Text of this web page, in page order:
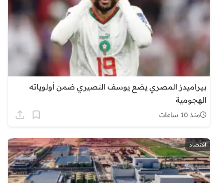
بيراميدز المصري يضع يوسف النصيري ضمن أولوياته
الهجومية
منذ 10 ساعات
اقتصاد